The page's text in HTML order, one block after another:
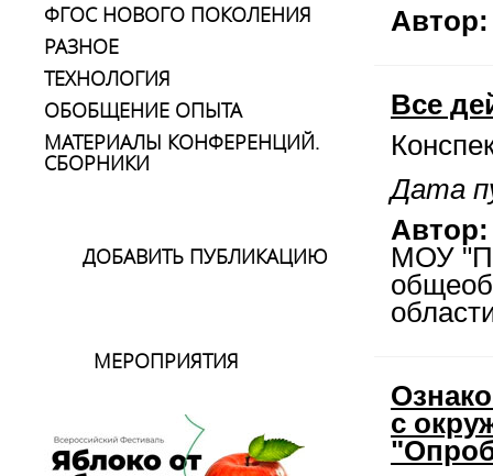
ФГОС НОВОГО ПОКОЛЕНИЯ
РАЗНОЕ
ТЕХНОЛОГИЯ
ОБОБЩЕНИЕ ОПЫТА
МАТЕРИАЛЫ КОНФЕРЕНЦИЙ.
СБОРНИКИ
ДОБАВИТЬ ПУБЛИКАЦИЮ
МЕРОПРИЯТИЯ
Автор:
Все
Дата
Автор:
МОУ
с